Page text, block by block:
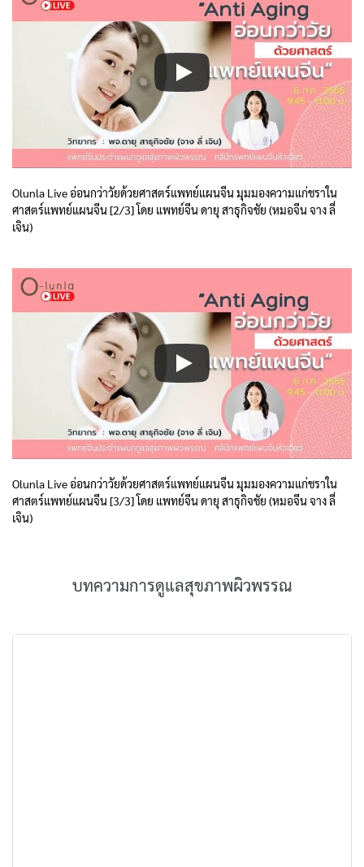
Olunla Live อ่อนกว่าวัยด้วยศาสตร์แพทย์แผนจีน มุมมองความแก่ชราใน
ศาสตร์แพทย์แผนจีน [2/3] โดย แพทย์จีน ดายุ สาธุกิจชัย (หมอจีน จาง ลี่
เจิน)
Olunla Live อ่อนกว่าวัยด้วยศาสตร์แพทย์แผนจีน มุมมองความแก่ชราใน
ศาสตร์แพทย์แผนจีน [3/3] โดย แพทย์จีน ดายุ สาธุกิจชัย (หมอจีน จาง ลี่
เจิน)
บทความการดูแลสุขภาพผิวพรรณ